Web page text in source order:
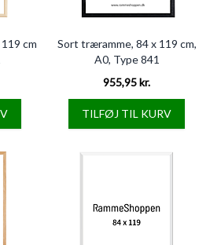
cm
Sort træramme, 84 x 119 cm,
A0, Type 841
955,95 kr.
TILFØJ TIL KURV